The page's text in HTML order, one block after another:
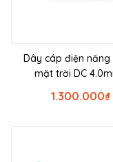
Dây cáp điện năng
mặt trời DC
₫
1.300.000